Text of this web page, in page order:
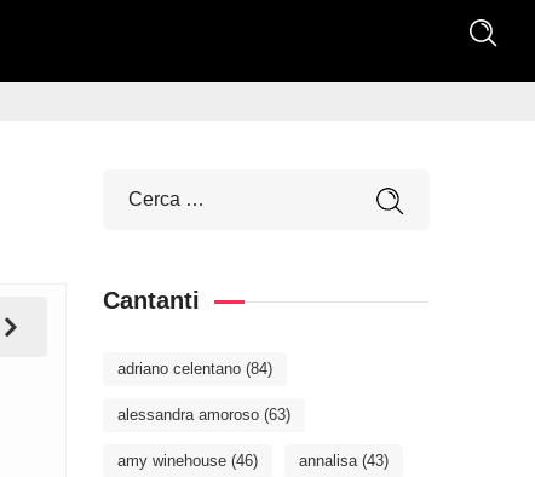
Cantanti
adriano celentano (84)
alessandra amoroso (63)
amy winehouse (46) annalisa(43)